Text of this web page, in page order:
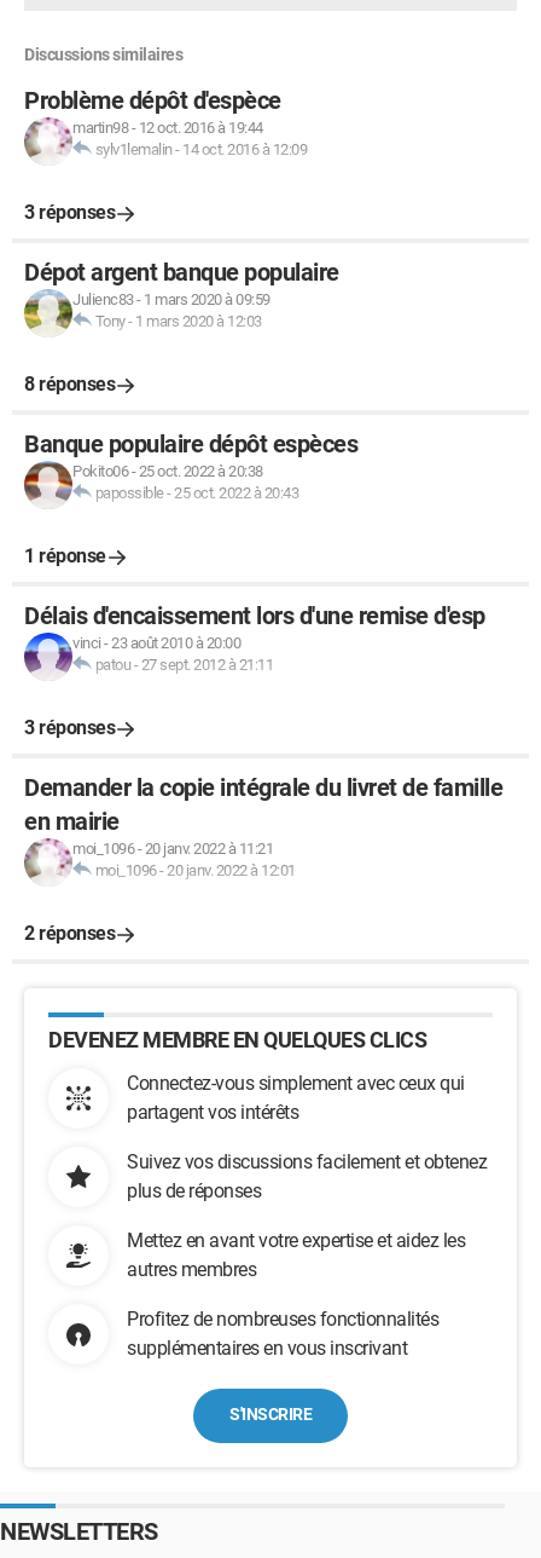
Discussions similaires
Problème dépôt d'espèce
martin98- 12 oct. 2016 à 19:44
sylv1lemalin- 14 oct. 2016 à 12:09
3 réponses
Dépot argent banque populaire
Julienc83- 1 mars 2020 à 09:59
Tony- 1 mars 2020 à 12:03
8 réponses
Banque populaire dépôt espèces
Pokito06-25 oct. 2022 à 20:38
papossible-25 oct. 2022 à 20:43
1 réponse
Délais d'encaissement lors d'une remise d'esp
vinci -23 août 2010 à 20:00
patou-27 sept. 2012 à 21:11
3 réponses
Demander la copie intégrale du livret de famille
en mairie
moi_1096-20 janv. 2022 à 11:21
moi_1096-20 janv. 2022 à 12:01
2 réponses
DEVENEZ MEMBRE EN QUELQUES CLICS
Connectez-vous simplement avec ceux qui
partagent vos intérêts
Suivez vos discussions facilement et obtenez
plus de réponses
Mettez en avant votre expertise et aidez les
autres membres
Profitez de nombreuses fonctionnalités
supplémentaires en vous inscrivant
S'INSCRIRE
NEWSLETTERS